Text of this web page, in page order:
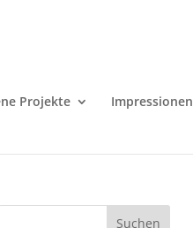
Projekte
Impressionen